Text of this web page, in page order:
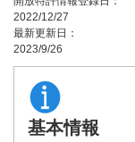
2022/12/27
最新更新日：
2023/9/26
基本情報